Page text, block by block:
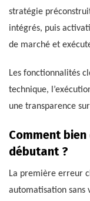
stratégie
intégrés, puis
de marché et
Les fonctionnalités
technique,
une transparence
Comment
débutant ?
La première erreur
automatisation sans